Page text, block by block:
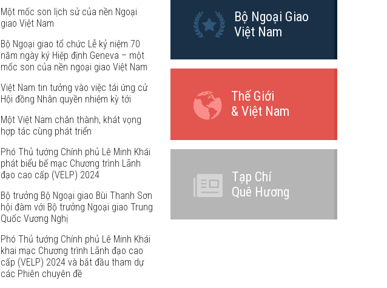
Một mốc son lịch sử của nền Ngoại
giao Việt Nam
Bộ Ngoại giao tổ chức Lễ kỷ niệm 70
năm ngày ký Hiệp định Geneva – một
mốc son của nền ngoại giao Việt Nam
Việt Nam tin tưởng vào việc tái ứng cử
Hội đồng Nhân quyền nhiệm kỳ tới
Một Việt Nam chân thành, khát vọng
hợp tác cùng phát triển
Phó Thủ tướng Chính phủ Lê Minh Khái
phát biểu bế mạc Chương trình Lãnh
đạo cao cấp (VELP) 2024
Bộ trưởng Bộ Ngoại giao Bùi Thanh Sơn
hội đàm với Bộ trưởng Ngoại giao Trung
Quốc Vương Nghị
Phó Thủ tướng Chính phủ Lê Minh Khái
khai mạc Chương trình Lãnh đạo cao
cấp (VELP) 2024 và bắt đầu tham dự
các Phiên chuyên đề
Bộ Ngoại Giao
Việt Nam
Thế Giới
& Việt Nam
Tạp Chí
Quê Hương